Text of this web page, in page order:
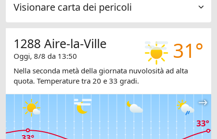
Visionare carta dei pericoli
31°
1288 Aire-la-Ville
Oggi, 8/8 da 13:50
Nella seconda metà della giornata nuvolosità ad alta
quota. Temperature tra 20 e 33 gradi.